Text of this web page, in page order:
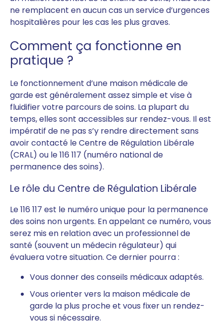
ne remplacent en aucun cas un service d’urgences
hospitalières pour les cas les plus graves.
Comment ça fonctionne en
pratique ?
Le fonctionnement d’une maison médicale de
garde est généralement assez simple et vise à
fluidifier votre parcours de soins. La plupart du
temps, elles sont accessibles sur rendez-vous. Il est
impératif de ne pas s’y rendre directement sans
avoir contacté le Centre de Régulation Libérale
(CRAL) ou le 116 117 (numéro national de
permanence des soins).
Le rôle du Centre de Régulation Libérale
Le 116 117 est le numéro unique pour la permanence
des soins non urgents. En appelant ce numéro, vous
serez mis en relation avec un professionnel de
santé (souvent un médecin régulateur) qui
évaluera votre situation. Ce dernier pourra :
Vous donner des conseils médicaux adaptés.
Vous orienter vers la maison médicale de
garde la plus proche et vous fixer un rendez-
vous si nécessaire.